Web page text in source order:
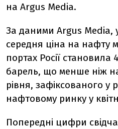
на Argus Media.
За даними Argus Media,
середня ціна на нафту
портах Росії становила
барель, що менше ніж
рівня, зафіксованого у
нафтовому ринку у
Попередні цифри